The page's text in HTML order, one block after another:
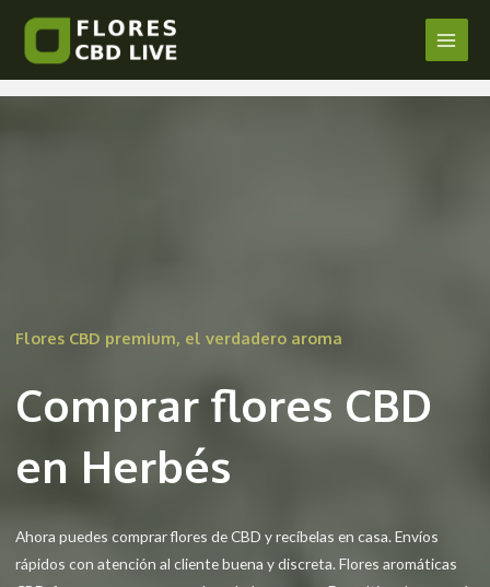
contenido
Main
Menu
Comprar Flores CBD en Herbés
/ Castellón/ Poradmin
Flores CBD premium, el verdadero aroma
Comprar flores CBD
en Herbés
Ahora puedes comprar flores de CBD y recíbelas en casa. Envíos
rápidos con atención al cliente buena y discreta. Flores aromáticas